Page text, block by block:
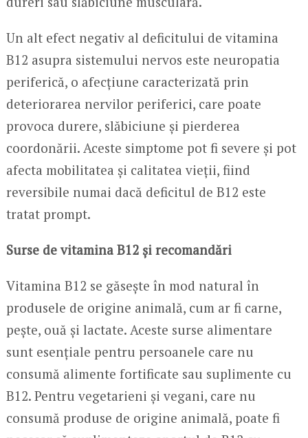
Un alt efect negativ al deficitului de vitamina
B12 asupra sistemului nervos este neuropatia
periferică, o afecțiune caracterizată prin
deteriorarea nervilor periferici, care poate
provoca durere, slăbiciune și pierderea
coordonării. Aceste simptome pot fi severe și pot
afecta mobilitatea și calitatea vieții, fiind
reversibile numai dacă deficitul de B12 este
tratat prompt.
Surse de vitamina B12 și recomandări
Vitamina B12 se găsește în mod natural în
produsele de origine animală, cum ar fi carne,
pește, ouă și lactate. Aceste surse alimentare
sunt esențiale pentru persoanele care nu
consumă alimente fortificate sau suplimente cu
B12. Pentru vegetarieni și vegani, care nu
consumă produse de origine animală, poate fi